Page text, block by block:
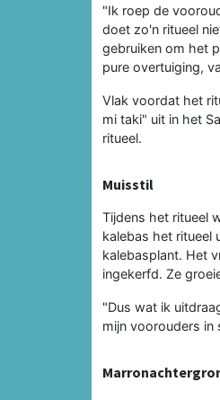
"Ik roep de
doet zo'n ritueel
gebruiken om het
pure overtuiging,
Vlak voordat het
mi taki" uit in het
ritueel.
Muisstil
Tijdens het ritueel
kalebas het ritueel
kalebasplant. Het
ingekerfd. Ze
"Dus wat ik
mijn voorouders in